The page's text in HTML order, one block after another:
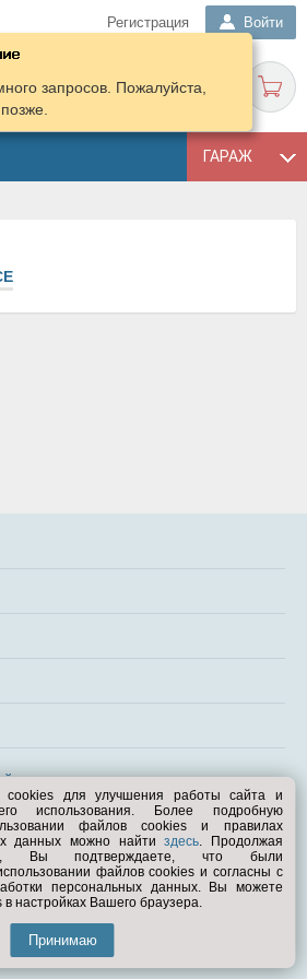
Регистрация Войти
ГАРАЖ
запросов. Пожалуйста,
на полную версию
Вам помочь?
Exist.ru 1998—2026
для улучшения работы сайта и
использования. Более подробную
файлов cookies и правилах
данных можно найтиздесь. Продолжая
Вы подтверждаете, что были
файлов cookies и согласны с
персональных данных. Вы можете
настройках Вашего браузера.
Принимаю